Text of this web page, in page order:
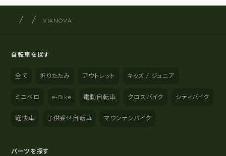
サイト内の現在地
サイクルショップナカゴヤ
VIANOVA
自転車を探す
全て 折りたたみ アウトレット キッズ / ジュニア
ミニベロ e-Bike 電動自転車 クロスバイク シティバイク
軽快車 子供乗せ自転車 マウンテンバイク
パーツを探す